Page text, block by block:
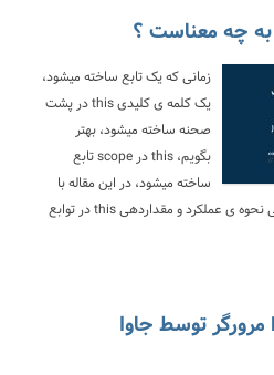
زمانی که یک تابع ساخته میشود،
یک کلمه ی کلیدی this در پشت
صحنه ساخته میشود، بهتر
بگویم، this در scope تابع
ساخته میشود، در این مقاله با
بررسی چندین مثال متنوع به بررسی نحوه ی عملکرد و مقداردهی this در توابع
مدیریت دکمه ی Back مرورگر توسط جاوا